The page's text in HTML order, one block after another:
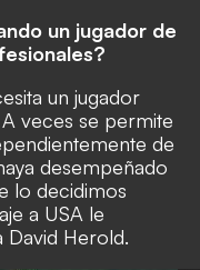
un jugador de
un jugador
veces se permite
de
desempeñado
lo decidimos
a USA le
David Herold.